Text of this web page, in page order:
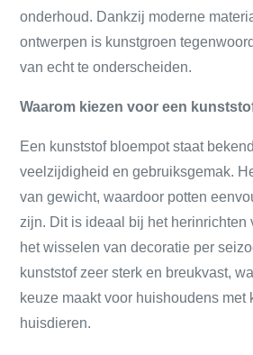
onderhoud. Dankzij moderne
ontwerpen is kunstgroen
van echt te onderscheiden.
Waarom kiezen voor een
Een kunststof bloempot staat
veelzijdigheid en gebruiksgemak.
van gewicht, waardoor potten
zijn. Dit is ideaal bij het herinrichten
het wisselen van decoratie per
kunststof zeer sterk en breukvast,
keuze maakt voor huishoudens met
huisdieren.